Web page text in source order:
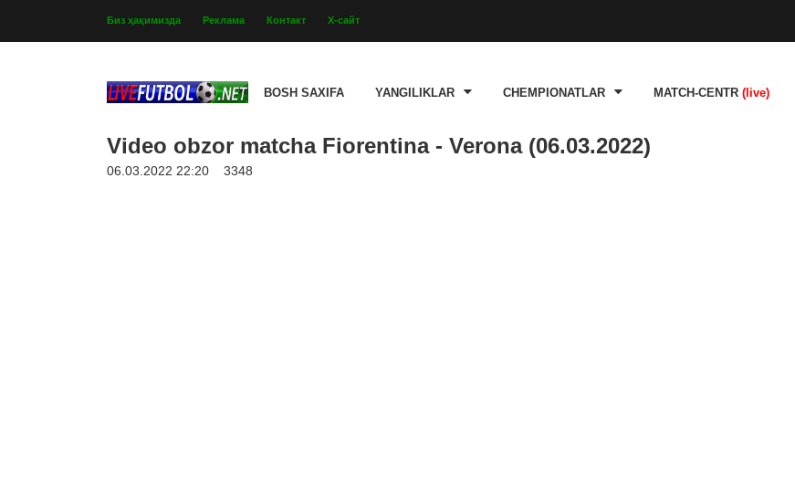
Биз ҳақимизда Реклама Контакт Х-сайт
BOSH SAXIFA YANGILIKLAR CHEMPIONATLAR MATCH-CENTR (live)
Video obzor matcha Fiorentina - Verona (06.03.2022)
06.03.2022 22:20 3348